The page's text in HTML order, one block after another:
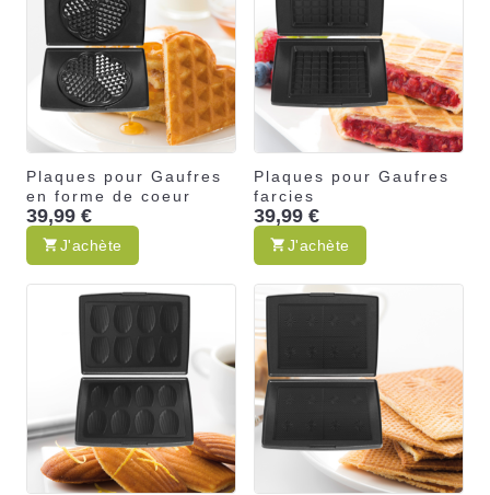
Plaques pour Gaufres
en forme de coeur
39,99 €
J'achète
Plaques pour Gaufres
farcies
39,99 €
J'achète